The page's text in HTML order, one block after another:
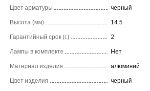
Цвет арматуры черный
Высота (мм) 14.5
Гарантийный срок (г.) 2
Лампы в комплекте Нет
Материал изделия алюминий
Цвет изделия черный